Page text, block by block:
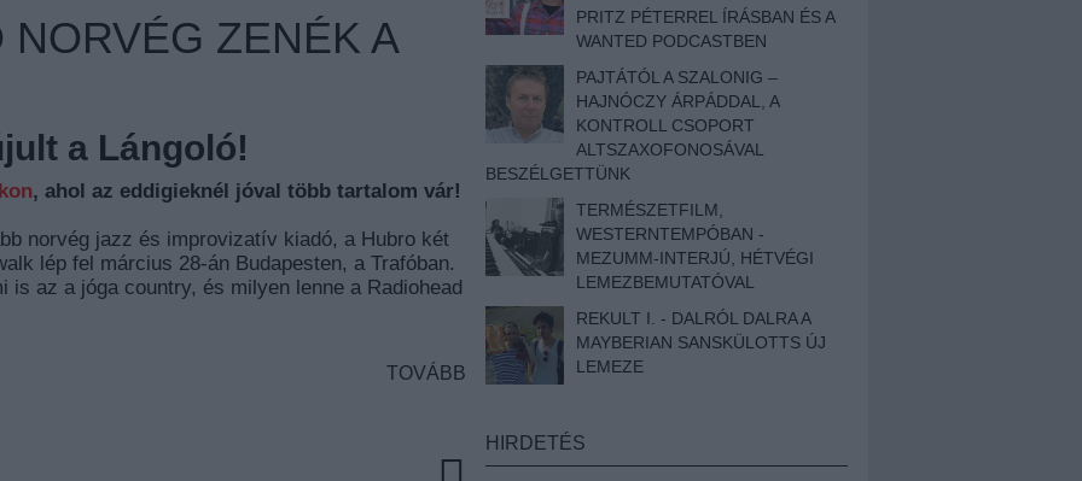
ZENÉK A
a Lángoló!
, ahol az eddigieknél jóval több tartalom vár!
norvég jazz és improvizatív kiadó, a Hubro két
lép fel március 28-án Budapesten, a Trafóban.
is az a jóga country, és milyen lenne a Radiohead
TOVÁBB
PRITZ PÉTERREL ÍRÁSBAN ÉS A
WANTED PODCASTBEN
PAJTÁTÓL A SZALONIG –
HAJNÓCZY ÁRPÁDDAL, A
KONTROLL CSOPORT
ALTSZAXOFONOSÁVAL
BESZÉLGETTÜNK
TERMÉSZETFILM,
WESTERNTEMPÓBAN -
MEZUMM-INTERJÚ, HÉTVÉGI
LEMEZBEMUTATÓVAL
REKULT I. - DALRÓL DALRA A
MAYBERIAN SANSKÜLOTTS ÚJ
LEMEZE
HIRDETÉS